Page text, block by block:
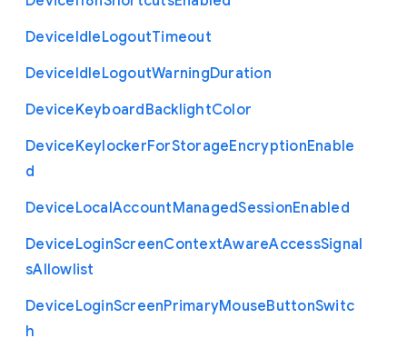
DeviceIdleLogoutTimeout
DeviceIdleLogoutWarningDuration
DeviceKeyboardBacklightColor
DeviceKeylockerForStorageEncryptionEnable
d
DeviceLocalAccountManagedSessionEnabled
DeviceLoginScreenContextAwareAccessSignal
sAllowlist
DeviceLoginScreenPrimaryMouseButtonSwitc
h